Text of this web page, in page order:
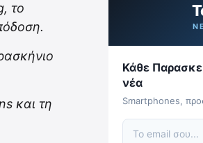
το
και τη
Κάθε
νέα
Smartphones,